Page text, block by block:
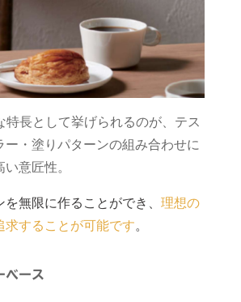
特長として挙げられるのが、テス
ー・塗りパターンの組み合わせに
意匠性。
無限に作ることができ、 理想の
求することが可能です。
ベース